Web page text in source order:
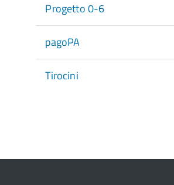
Progetto 0-6
pagoPA
Tirocini